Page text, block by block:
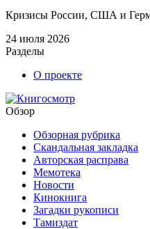
Кризисы России, США и
24 июля 2026
Разделы
О проекте
Обзор
Обзорная рубрика
Скандальная закладка
Авторская расправа
Мемотека
Новости
Кинокнига
Загадки рукописи
Тамиздат